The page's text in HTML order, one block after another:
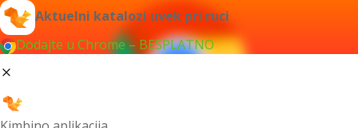
Aktuelni katalozi uvek pri ruci
Dodajte u Chrome – BESPLATNO